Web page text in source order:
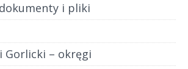
i pliki
Gorlicki – okręgi